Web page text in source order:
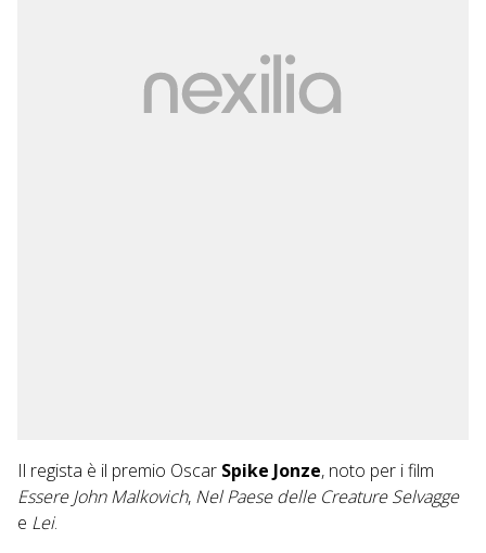
Il regista è il premio Oscar Spike Jonze, noto per i film
Essere John Malkovich, Nel Paese delle Creature Selvagge
e Lei.